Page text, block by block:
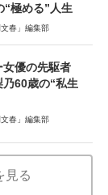
“極める”人生
文春」編集部
女優の先駆者
乃60歳の“私生
文春」編集部
見る